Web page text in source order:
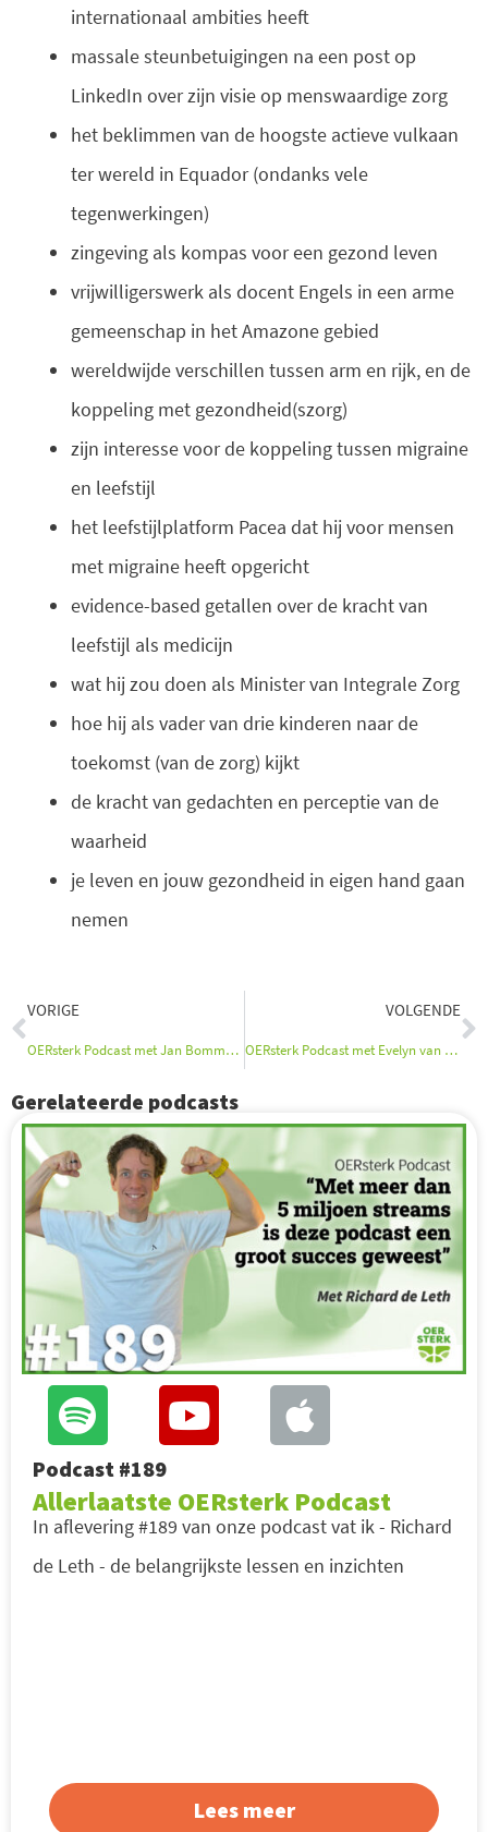
internationaal ambities heeft
massale steunbetuigingen na een post op
LinkedIn over zijn visie op menswaardige zorg
het beklimmen van de hoogste actieve vulkaan
ter wereld in Equador (ondanks vele
tegenwerkingen)
zingeving als kompas voor een gezond leven
vrijwilligerswerk als docent Engels in een arme
gemeenschap in het Amazone gebied
wereldwijde verschillen tussen arm en rijk, en de
koppeling met gezondheid(szorg)
zijn interesse voor de koppeling tussen migraine
en leefstijl
het leefstijlplatform Pacea dat hij voor mensen
met migraine heeft opgericht
evidence-based getallen over de kracht van
leefstijl als medicijn
wat hij zou doen als Minister van Integrale Zorg
hoe hij als vader van drie kinderen naar de
toekomst (van de zorg) kijkt
de kracht van gedachten en perceptie van de
waarheid
je leven en jouw gezondheid in eigen hand gaan
nemen
Vorige
VORIGE
OERsterk Podcast met Jan Bommerez
VOLGENDE
OERsterk Podcast met Evelyn van Hasselt en Karlijn Visser
Gerelateerde podcasts
Podcast #189
Allerlaatste OERsterk Podcast
In aflevering #189 van onze podcast vat ik - Richard
de Leth - de belangrijkste lessen en inzichten
Lees meer